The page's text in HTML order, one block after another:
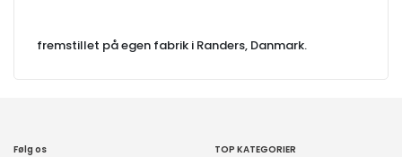
fremstillet på egen fabrik i Randers, Danmark.
Følg os TOP KATEGORIER